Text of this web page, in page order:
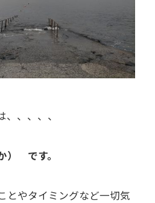
、、、、
） です。
やタイミングなど一切気